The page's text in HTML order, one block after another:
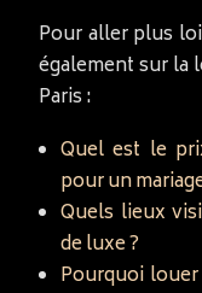
Pour aller plus
également sur la
Paris :
Quel est le
pour un
Quels lieux
de luxe ?
Pourquoi